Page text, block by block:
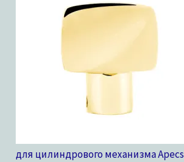
для цилиндрового механизма Apecs